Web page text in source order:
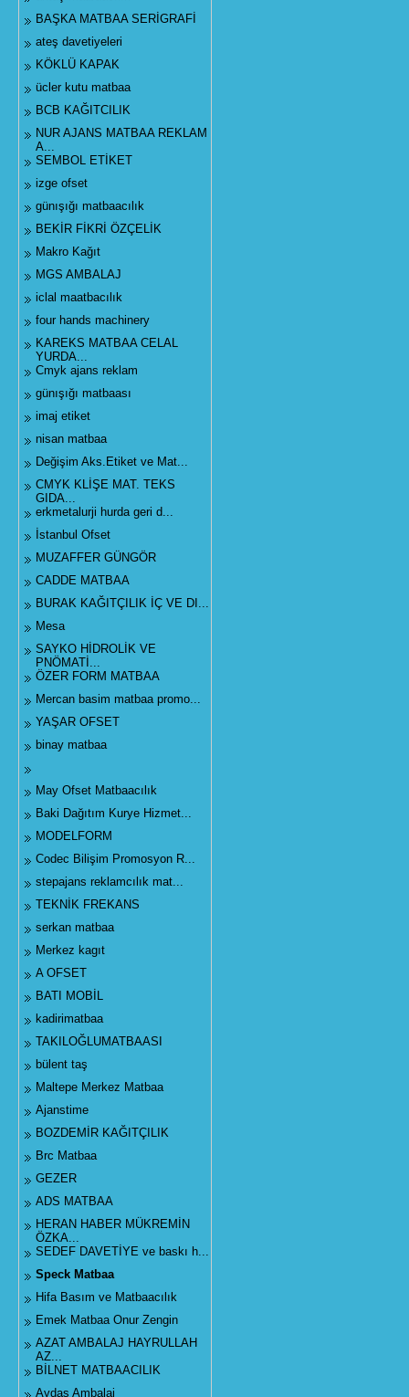
BAŞKA MATBAA SERİGRAFİ
ateş davetiyeleri
KÖKLÜ KAPAK
ücler kutu matbaa
BCB KAĞITCILIK
NUR AJANS MATBAA REKLAM
A...
SEMBOL ETİKET
izge ofset
günışığı matbaacılık
BEKİR FİKRİ ÖZÇELİK
Makro Kağıt
MGS AMBALAJ
iclal maatbacılık
four hands machinery
KAREKS MATBAA CELAL
YURDA...
Cmyk ajans reklam
günışığı matbaası
imaj etiket
nisan matbaa
Değişim Aks.Etiket ve Mat...
CMYK KLİŞE MAT. TEKS
GIDA...
erkmetalurji hurda geri d...
İstanbul Ofset
MUZAFFER GÜNGÖR
CADDE MATBAA
BURAK KAĞITÇILIK İÇ VE DI...
Mesa
SAYKO HİDROLİK VE
PNÖMATİ...
ÖZER FORM MATBAA
Mercan basim matbaa promo...
YAŞAR OFSET
binay matbaa
May Ofset Matbaacılık
Baki Dağıtım Kurye Hizmet...
MODELFORM
Codec Bilişim Promosyon R...
stepajans reklamcılık mat...
TEKNİK FREKANS
serkan matbaa
Merkez kagıt
A OFSET
BATI MOBİL
kadirimatbaa
TAKILOĞLUMATBAASI
bülent taş
Maltepe Merkez Matbaa
Ajanstime
BOZDEMİR KAĞITÇILIK
Brc Matbaa
GEZER
ADS MATBAA
HERAN HABER MÜKREMİN
ÖZKA...
SEDEF DAVETİYE ve baskı h...
Speck Matbaa
Hifa Basım ve Matbaacılık
Emek Matbaa Onur Zengin
AZAT AMBALAJ HAYRULLAH
AZ...
BİLNET MATBAACILIK
Aydaş Ambalaj